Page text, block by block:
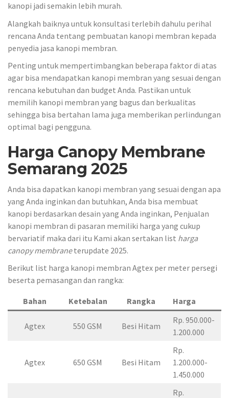
kanopi jadi semakin lebih murah.
Alangkah baiknya untuk konsultasi terlebih dahulu perihal
rencana Anda tentang pembuatan kanopi membran kepada
penyedia jasa kanopi membran.
Penting untuk mempertimbangkan beberapa faktor di atas
agar bisa mendapatkan kanopi membran yang sesuai dengan
rencana kebutuhan dan budget Anda. Pastikan untuk
memilih kanopi membran yang bagus dan berkualitas
sehingga bisa bertahan lama juga memberikan perlindungan
optimal bagi pengguna.
Harga Canopy Membrane
Semarang 2025
Anda bisa dapatkan kanopi membran yang sesuai dengan apa
yang Anda inginkan dan butuhkan, Anda bisa membuat
kanopi berdasarkan desain yang Anda inginkan, Penjualan
kanopi membran di pasaran memiliki harga yang cukup
bervariatif maka dari itu Kami akan sertakan list harga
canopy membraneterupdate 2025.
Berikut list harga kanopi membran Agtex per meter persegi
beserta pemasangan dan rangka:
Bahan Ketebalan Rangka Harga
Agtex 550 GSM Besi Hitam
Rp. 950.000-
1.200.000
Agtex 650 GSM Besi Hitam
Rp.
1.200.000-
1.450.000
Rp.